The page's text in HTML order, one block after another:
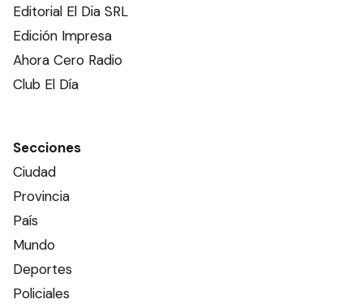
Editorial El Dia SRL
Edición Impresa
Ahora Cero Radio
Club El Día
Secciones
Ciudad
Provincia
País
Mundo
Deportes
Policiales